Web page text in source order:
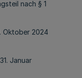
nach § 1
Oktober 2024
Januar